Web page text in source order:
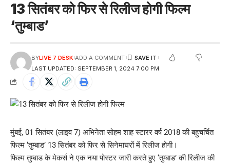
13 सितंबर को फिर से रिलीज होगी फिल्म
‘तुम्बाड’
LAST UPDATED: SEPTEMBER 1, 2024 7:00 PM
BYLIVE 7 DESK ADD A COMMENT
मुंबई, 01 सितंबर (लाइव 7) अभिनेता सोहम शाह स्टारर वर्ष 2018 की बहुचर्चित
फिल्म ‘तुम्बाड’ 13 सितंबर को फिर से सिनेमाघरों में रिलीज होगी।
फिल्म तुम्बाड के मेकर्स ने एक नया पोस्टर जारी करते हुए ‘तुम्बाड’ की रिलीज की